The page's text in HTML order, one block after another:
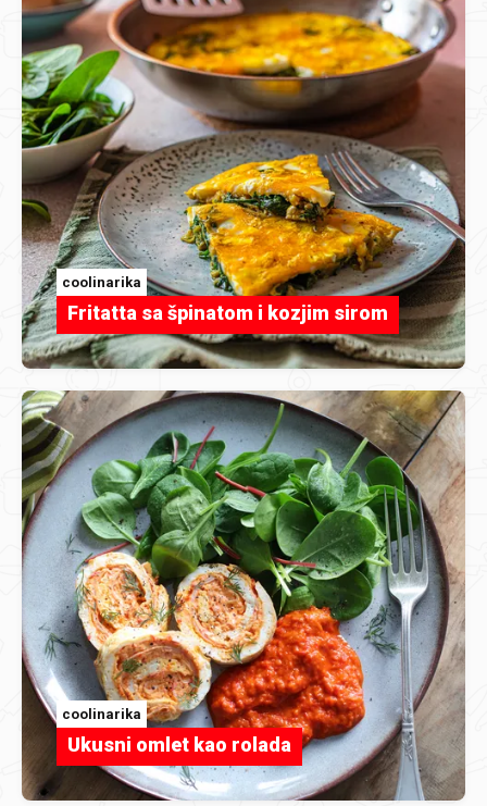
coolinarika
Fritatta sa špinatom i kozjim sirom
coolinarika
Ukusni omlet kao rolada